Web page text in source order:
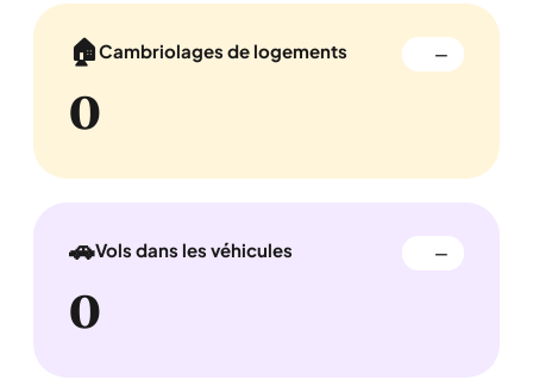
🏠Cambriolages de logements —
0
🚗Vols dans les véhicules —
0